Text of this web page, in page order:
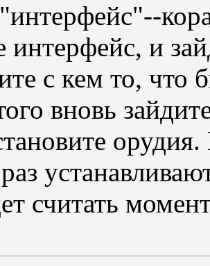
интерфейс, и
с кем то,
вновь
считать